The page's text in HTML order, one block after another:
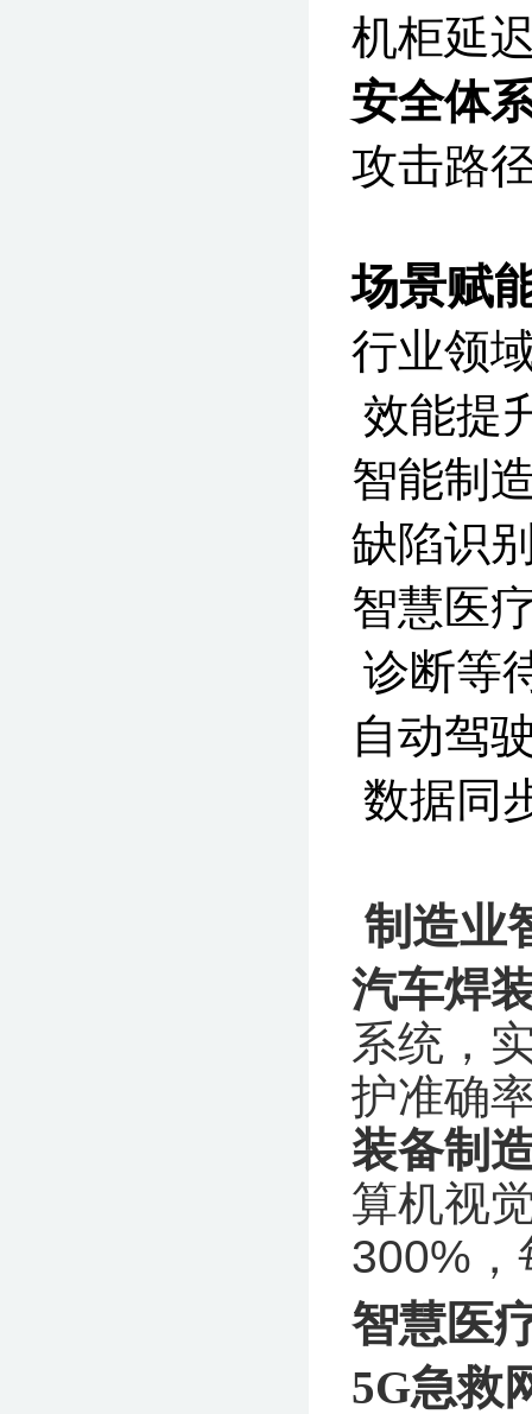
机柜延
安全体
攻击路
场景赋
行
效能提
智能
缺陷识
智慧
诊断等
自动
数据同
‌制造业
汽车焊
系统，
护准确
装备制
算机视
300%，
智慧医
5G急救